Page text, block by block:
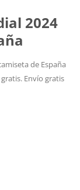
2024
de España
Envío gratis